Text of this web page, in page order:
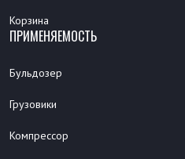
Корзина
ПРИМЕНЯЕМОСТЬ
Бульдозер
Грузовики
Компрессор